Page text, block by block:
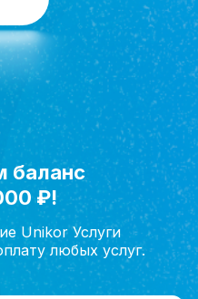
мечту!
баланс
₽!
Unikor Услуги
любых услуг.